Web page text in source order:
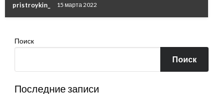
pristroykin_ 15 марта 2022
Поиск
Поиск
Последние записи